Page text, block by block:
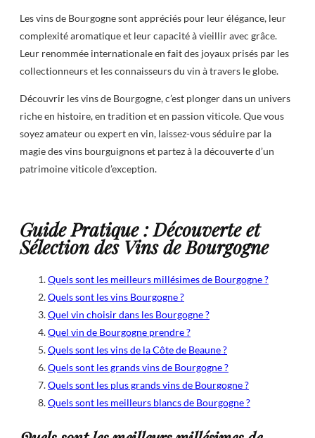
Les vins de Bourgogne sont appréciés pour leur élégance, leur
complexité aromatique et leur capacité à vieillir avec grâce.
Leur renommée internationale en fait des joyaux prisés par les
collectionneurs et les connaisseurs du vin à travers le globe.
Découvrir les vins de Bourgogne, c’est plonger dans un univers
riche en histoire, en tradition et en passion viticole. Que vous
soyez amateur ou expert en vin, laissez-vous séduire par la
magie des vins bourguignons et partez à la découverte d’un
patrimoine viticole d’exception.
Guide Pratique : Découverte et
Sélection des Vins de Bourgogne
Quels sont les meilleurs millésimes de Bourgogne ?
Quels sont les vins Bourgogne ?
Quel vin choisir dans les Bourgogne ?
Quel vin de Bourgogne prendre ?
Quels sont les vins de la Côte de Beaune ?
Quels sont les grands vins de Bourgogne ?
Quels sont les plus grands vins de Bourgogne ?
Quels sont les meilleurs blancs de Bourgogne ?